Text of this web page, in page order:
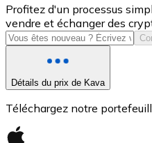
USD Coin
USDC
Profitez d'un processus
vendre et échanger des
Détails du prix de Kava
Téléchargez notre